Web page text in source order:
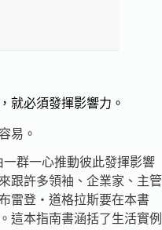
就必須發揮影響力。
易。
一群一心推動彼此發揮影響
跟許多領袖、企業家、主管
雷登・道格拉斯要在本書
這本指南書涵括了生活實例